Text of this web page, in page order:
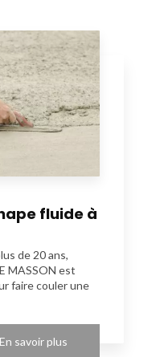
fluide à
de 20 ans,
MASSON est
faire couler une
En savoir plus